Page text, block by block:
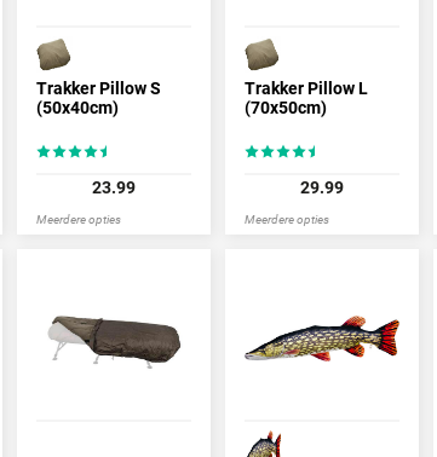
Trakker Pillow S
(50x40cm)
23.99
Meerdere opties
Trakker Pillow L
(70x50cm)
29.99
Meerdere opties